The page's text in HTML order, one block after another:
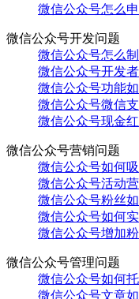
微信公众号怎么申
微信公众号开发问题
微信公众号怎么制
微信公众号开发
微信公众号功能
微信公众号微信
微信公众号现金
微信公众号营销问题
微信公众号如何吸
微信公众号活动
微信公众号粉丝
微信公众号如何
微信公众号增加
微信公众号管理问题
微信公众号如何
微信公众号文章